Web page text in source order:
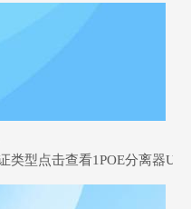
型点击查看1POE分离器